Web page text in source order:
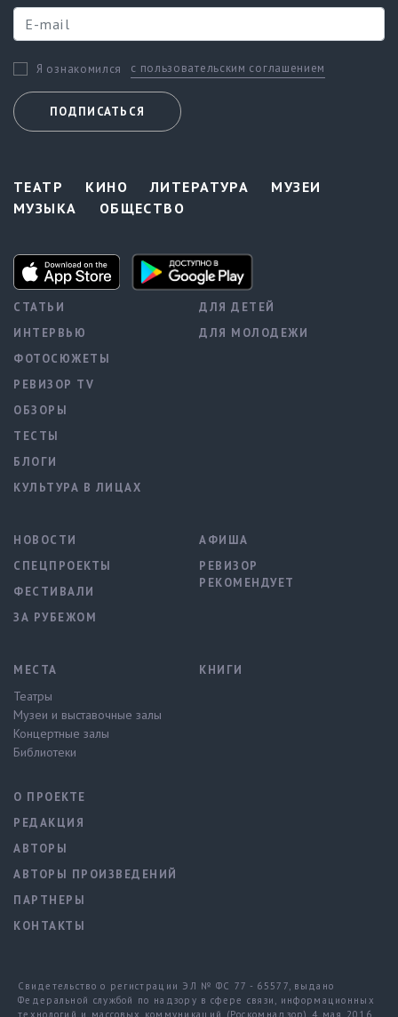
Я ознакомился с пользовательским соглашением
ПОДПИСАТЬСЯ
ТЕАТР КИНО ЛИТЕРАТУРА
МУЗЕИ
МУЗЫКА
ОБЩЕСТВО
СТАТЬИ
ИНТЕРВЬЮ
ФОТОСЮЖЕТЫ
РЕВИЗОР TV
ОБЗОРЫ
ТЕСТЫ
БЛОГИ
КУЛЬТУРА В ЛИЦАХ
ДЛЯ ДЕТЕЙ
ДЛЯ МОЛОДЕЖИ
НОВОСТИ
СПЕЦПРОЕКТЫ
ФЕСТИВАЛИ
ЗА РУБЕЖОМ
АФИША
РЕВИЗОР
РЕКОМЕНДУЕТ
МЕСТА
Театры
Музеи и выставочные залы
Концертные залы
Библиотеки
КНИГИ
О ПРОЕКТЕ
РЕДАКЦИЯ
АВТОРЫ
АВТОРЫ ПРОИЗВЕДЕНИЙ
ПАРТНЕРЫ
КОНТАКТЫ
Свидетельство о регистрации ЭЛ № ФС 77 - 65577, выдано
Федеральной службой по надзору в сфере связи, информационных